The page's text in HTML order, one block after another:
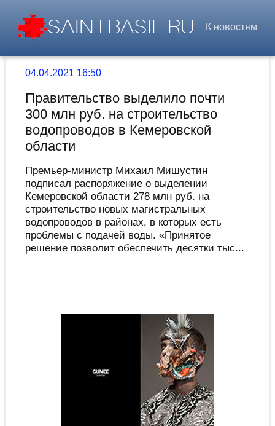
К новостям
04.04.2021 16:50
Правительство выделило почти
300 млн руб. на строительство
водопроводов в Кемеровской
области
Премьер-министр Михаил Мишустин
подписал распоряжение о выделении
Кемеровской области 278 млн руб. на
строительство новых магистральных
водопроводов в районах, в которых есть
проблемы с подачей воды. «Принятое
решение позволит обеспечить десятки тыс...